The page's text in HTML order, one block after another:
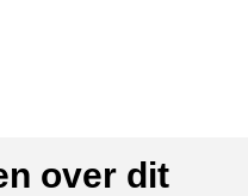
over dit